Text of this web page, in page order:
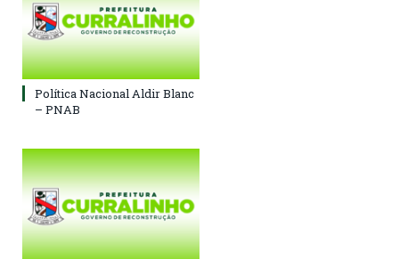
Política Nacional Aldir Blanc
– PNAB